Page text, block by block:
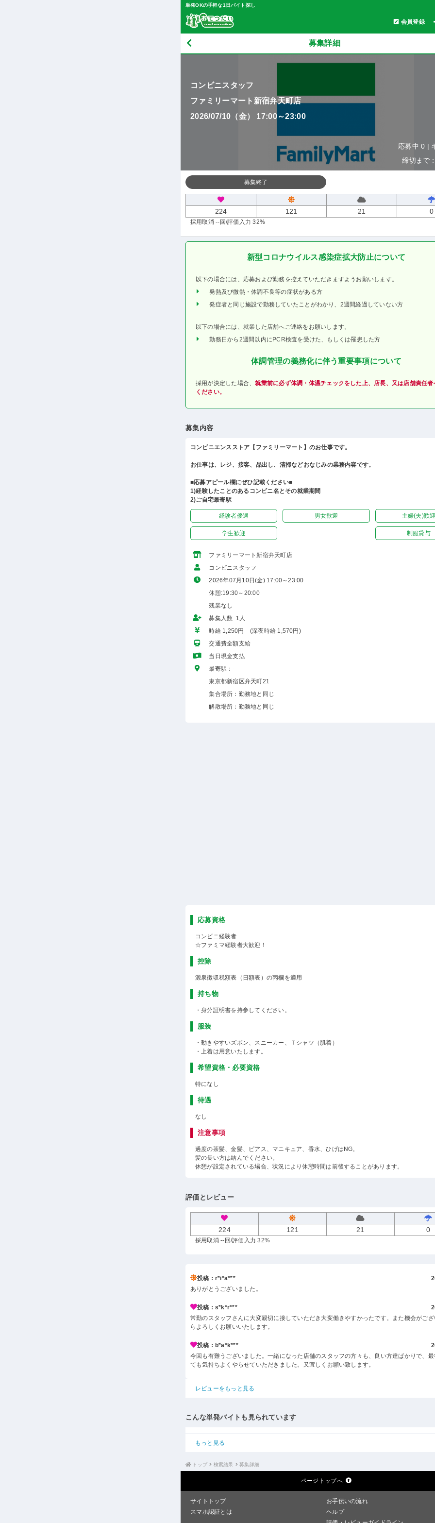
単発OKの手軽な1日バイト探し
会員登録
募集詳細
コンビニスタッフ
ファミリーマート新宿弁天町店
2026/07/10（金） 17:00～23:00
応募中 0 |
締切まで
募集終了
224 121 21 0
採用取消 --回/評価入力 32%
新型コロナウイルス感染症拡大防止について
以下の場合には、応募および勤務を控えていただきますようお願いします。
発熱及び微熱・体調不良等の症状がある方
発症者と同じ施設で勤務していたことがわかり、2週間経過していない方
以下の場合には、就業した店舗へご連絡をお願いします。
勤務日から2週間以内にPCR検査を受けた、もしくは罹患した方
体調管理の義務化に伴う重要事項について
採用が決定した場合、就業前に必ず体調・体温チェックをした上、店長、又は店舗責任者
ください。
募集内容
コンビニエンスストア【ファミリーマート】のお仕事です。
お仕事は、レジ、接客、品出し、清掃などおなじみの業務内容です。
■応募アピール欄にぜひ記載ください■
1)経験したことのあるコンビニ名とその就業期間
2)ご自宅最寄駅
経験者優遇 男女歓迎 主婦(夫)歓
学生歓迎 制服貸与
ファミリーマート新宿弁天町店
コンビニスタッフ
2026年07月10日(金) 17:00～23:00
休憩:19:30～20:00
残業なし
募集人数 1人
時給 1,250円 (深夜時給 1,570円)
交通費全額支給
当日現金支払
最寄駅：-
東京都新宿区弁天町21
集合場所：勤務地と同じ
解散場所：勤務地と同じ
応募資格
コンビニ経験者
☆ファミマ経験者大歓迎！
控除
源泉徴収税額表（日額表）の丙欄を適用
持ち物
・身分証明書を持参してください。
服装
・動きやすいズボン、スニーカー、Ｔシャツ（肌着）
・上着は用意いたします。
希望資格・必要資格
特になし
待遇
なし
注意事項
過度の茶髪、金髪、ピアス、マニキュア、香水、ひげはNG。
髪の長い方は結んでください。
休憩が設定されている場合、状況により休憩時間は前後することがあります。
評価とレビュー
224 121 21 0
採用取消 --回/評価入力 32%
投稿：r*i*a***
ありがとうございました。
投稿：s*k*r***
常勤のスタッフさんに大変親切に接していただき大変働きやすかったです。また機会がご
らよろしくお願いいたします。
投稿：b*a*k***
今回も有難うございました。一緒になった店舗のスタッフの方々も、良い方達ばかりで、
ても気持ちよくやらせていただきました。又宜しくお願い致します。
レビューをもっと見る
こんな単発バイトも見られています
もっと見る
トップ 検索結果 募集詳細
ページトップへ
サイトトップ
お手伝いの流れ
スマホ認証とは
ヘルプ